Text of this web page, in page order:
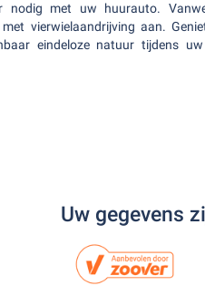
met uw huurauto.
vierwielaandrijving aan.
eindeloze natuur tijdens
Uw gegevens